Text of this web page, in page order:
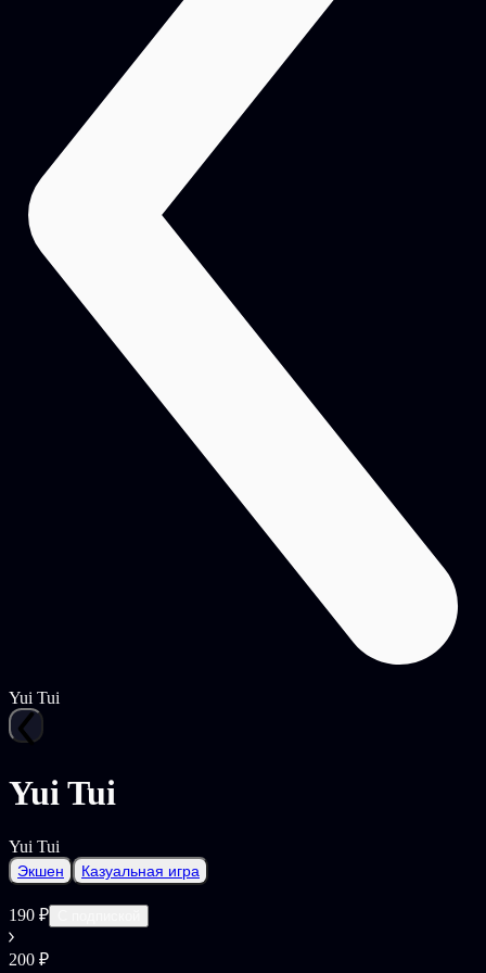
Yui Tui
Yui Tui
Yui Tui
Экшен Казуальная игра
190 ₽
200 ₽